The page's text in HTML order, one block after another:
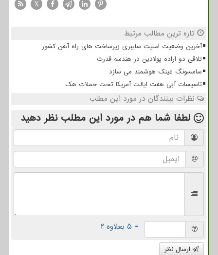
X
تازه ترین مطالب مرتبط
آخرین وضعیت امنیت سایبری زیرساخت های راه آهن کشور
تلاقی دو اراده پولادین در هندسه قدرت
سامسونگ عینک هوشمند می سازد
تاسیسات آبی هفت ایالت آمریکا تحت حملات هک
نظرات بینندگان در مورد این مطلب
لطفا شما هم در مورد این مطلب نظر دهید
= ۵ بعلاوه ۲
ارسال نظر